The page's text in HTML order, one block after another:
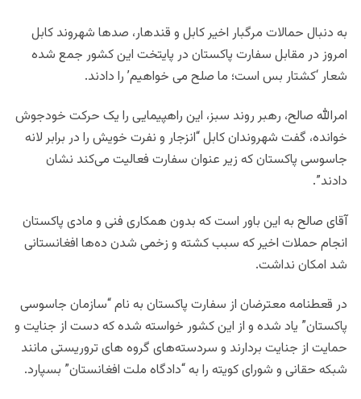
به دنبال حمالات مرگبار اخیر کابل و قندهار، صدها شهروند کابل
امروز در مقابل سفارت پاکستان در پایتخت این کشور جمع شده
شعار ‘کشتار بس است؛ ما صلح می خواهیم’ را دادند.
امرالله صالح، رهبر روند سبز، این راهپیمایی را یک حرکت خودجوش
خوانده، گفت شهروندان کابل “انزجار و نفرت خویش را در برابر لانه
جاسوسی پاکستان که زیر عنوان سفارت فعالیت می‌کند نشان
دادند”.
آقای صالح به این باور است که بدون همکاری فنی و مادی پاکستان
انجام حملات اخیر که سبب کشته و زخمی شدن ده‌ها افغانستانی
شد امکان نداشت.
در قعطنامه معترضان از سفارت پاکستان به نام “سازمان جاسوسی
پاکستان” یاد شده و از این کشور خواسته شده که دست از جنایت و
حمایت از جنایت بردارند و سردسته‌های گروه های تروریستی مانند
شبکه حقانی و شورای کویته را به “دادگاه ملت افغانستان” بسپارد.